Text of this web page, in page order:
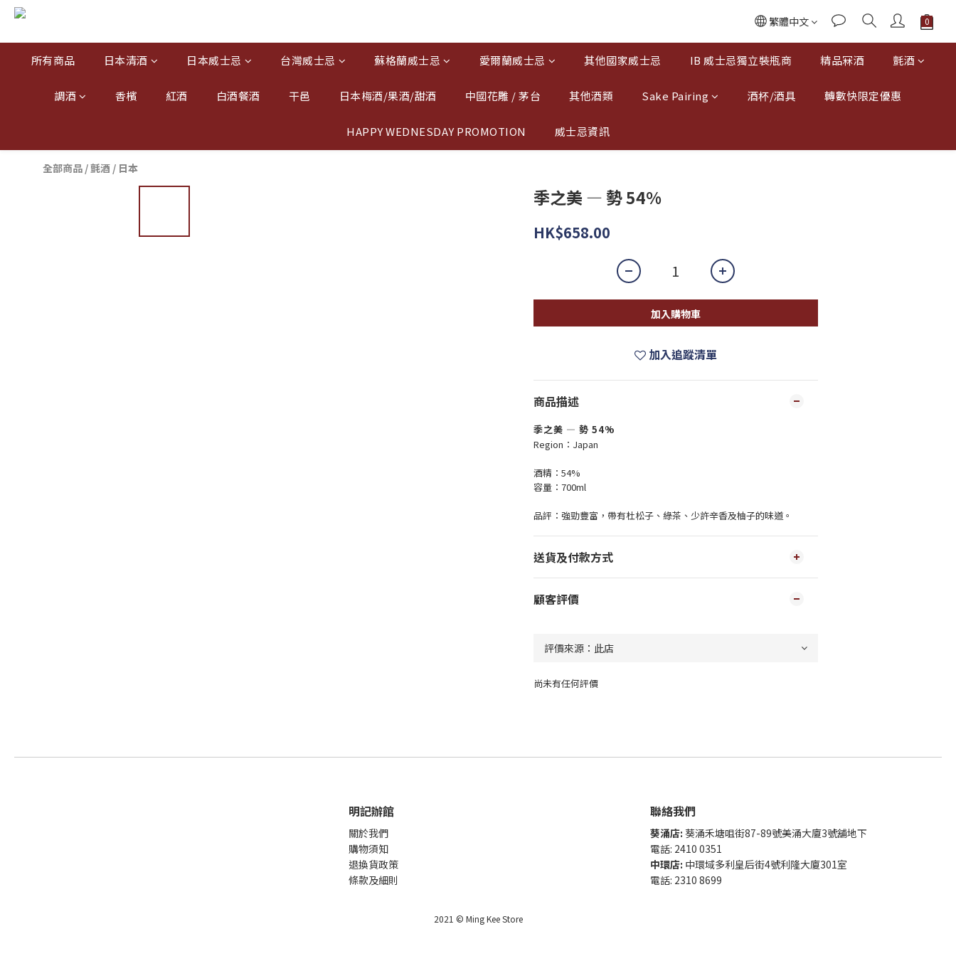
繁體中文
所有商品 日本清酒 日本威士忌 台灣威士忌 蘇格蘭威士忌 愛爾蘭威士忌 其他國家威士忌 IB 威士忌獨立裝瓶商 精品冧酒 氈酒
調酒 香檳 紅酒 白酒餐酒 干邑 日本梅酒/果酒/甜酒 中國花雕 / 茅台 其他酒類 Sake Pairing 酒杯/酒具 轉數快限定優惠
HAPPY WEDNESDAY PROMOTION 威士忌資訊
全部商品 /氈酒 / 日本
季之美 — 勢 54%
HK$658.00
加入購物車
加入追蹤清單
商品描述
季之美 — 勢 54%
Region：Japan
酒精：54%
容量：700ml
品評：強勁豐富，帶有杜松子、綠茶、少許辛香及柚子的味道。
送貨及付款方式
顧客評價
尚未有任何評價
明記辦館
關於我們
購物須知
退換貨政策
條款及細則
聯絡我們
葵涌店: 葵涌禾塘咀街87-89號美涌大廈3號舖地下
電話: 2410 0351
中環店: 中環域多利皇后街4號利隆大廈301室
電話: 2310 8699
2021 © Ming Kee Store